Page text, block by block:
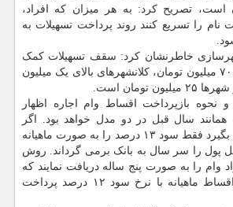
است، تصریح کرد: به هر میزان که افراد،
نام را تسریع کنند روند پرداخت تسهیلات به
خاطرنشان کرد: سقف تسهیلات کمک
ودیعه اجاره در تهران ۷۰ میلیون تومان، کلانشهرهای بالای یک میلیون
نحوه بازپرداخت اقساط وام اجاره اظهار
سال قبل در دو مدل خواهد بود. اگر
کسی وام را یک ساله بگیرد فقط سود ۱۳ درصد را به صورت ماهیانه
پول را سر سال به بانک برمی گرداند. روش
وام را به صورت پنج ساله دریافت نمایند که
اصل و فرع آنرا در اقساط ماهیانه با نرخ سود ۱۲ درصد پرداخت